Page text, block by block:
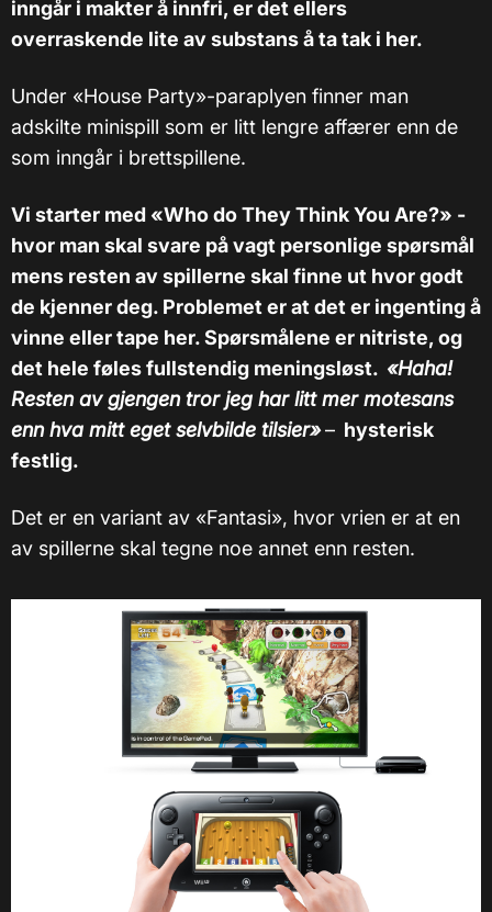
inngår i makter å innfri, er det ellers
overraskende lite av substans å ta tak i her.
Under «House Party»-paraplyen finner man
adskilte minispill som er litt lengre affærer enn de
som inngår i brettspillene.
Vi starter med «Who do They Think You Are?» -
hvor man skal svare på vagt personlige spørsmål
mens resten av spillerne skal finne ut hvor godt
de kjenner deg. Problemet er at det er ingenting å
vinne eller tape her. Spørsmålene er nitriste, og
det hele føles fullstendig meningsløst. «Haha!
Resten av gjengen tror jeg har litt mer motesans
enn hva mitt eget selvbilde tilsier»– hysterisk
festlig.
Det er en variant av «Fantasi», hvor vrien er at en
av spillerne skal tegne noe annet enn resten.